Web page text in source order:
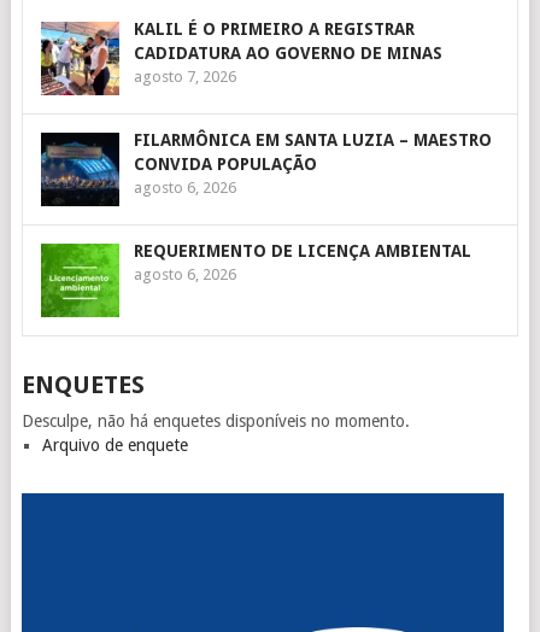
KALIL É O PRIMEIRO A REGISTRAR
CADIDATURA AO GOVERNO DE MINAS
agosto 7, 2026
FILARMÔNICA EM SANTA LUZIA – MAESTRO
CONVIDA POPULAÇÃO
agosto 6, 2026
REQUERIMENTO DE LICENÇA AMBIENTAL
agosto 6, 2026
ENQUETES
Desculpe, não há enquetes disponíveis no momento.
Arquivo de enquete